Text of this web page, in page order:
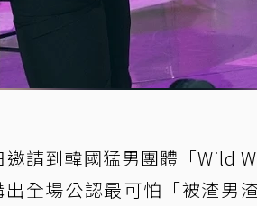
請到韓國猛男團體「Wild
全場公認最可怕「被渣男